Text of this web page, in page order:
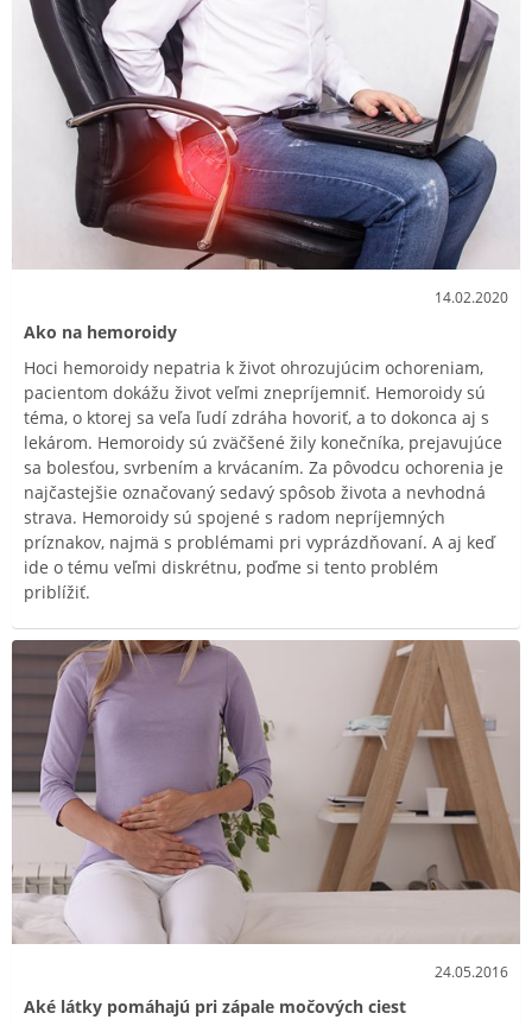
14.02.2020
Ako na hemoroidy
Hoci hemoroidy nepatria k život ohrozujúcim ochoreniam,
pacientom dokážu život veľmi znepríjemniť. Hemoroidy sú
téma, o ktorej sa veľa ľudí zdráha hovoriť, a to dokonca aj s
lekárom. Hemoroidy sú zväčšené žily konečníka, prejavujúce
sa bolesťou, svrbením a krvácaním. Za pôvodcu ochorenia je
najčastejšie označovaný sedavý spôsob života a nevhodná
strava. Hemoroidy sú spojené s radom nepríjemných
príznakov, najmä s problémami pri vyprázdňovaní. A aj keď
ide o tému veľmi diskrétnu, poďme si tento problém
priblížiť.
24.05.2016
Aké látky pomáhajú pri zápale močových ciest